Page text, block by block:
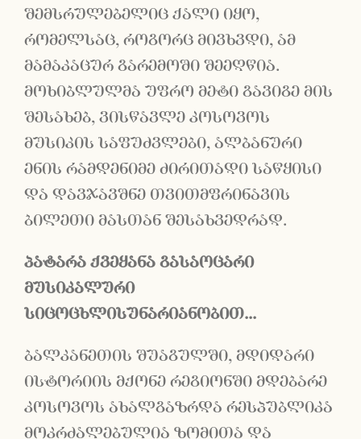
შემსრულებელიც ქალი იყო,
რომელსაც, როგორც მივხვდი, ამ
მამაკაცურ გარემოში შეეღწია.
მოხიბლულმა უფრო მეტი გავიგე მის
შესახებ, ვისწავლე კოსოვოს
მუსიკის საფუძვლები, ალბანური
ენის რამდენიმე ძირითადი საწყისი
და დავჯავშნე თვითმფრინავის
ბილეთი მასთან შესახვედრად.
პატარა ქვეყანა გასაოცარი
მუსიკალური
სიცოცხლისუნარიანობით...
ბალკანეთის შუაგულში, მდიდარი
ისტორიის მქონე რეგიონში მდებარე
კოსოვოს ახალგაზრდა რესპუბლიკა
მოკრძალებულია ზომითა და